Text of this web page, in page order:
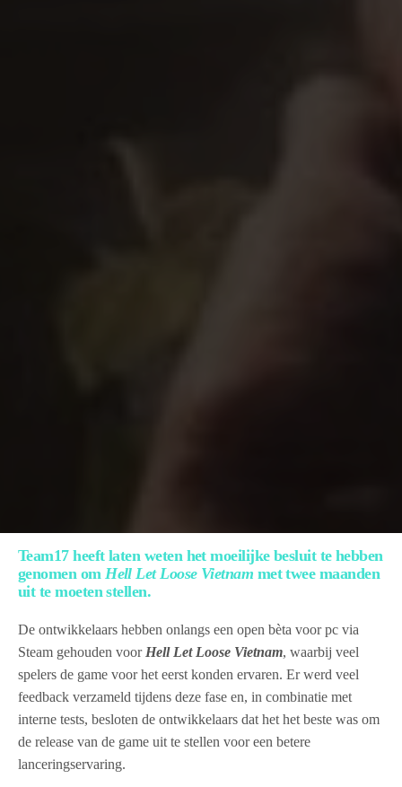
Team17 heeft laten weten het moeilijke besluit te hebben
genomen om Hell Let Loose Vietnam met twee maanden
uit te moeten stellen.
De ontwikkelaars hebben onlangs een open bèta voor pc via
Steam gehouden voor Hell Let Loose Vietnam, waarbij veel
spelers de game voor het eerst konden ervaren. Er werd veel
feedback verzameld tijdens deze fase en, in combinatie met
interne tests, besloten de ontwikkelaars dat het het beste was om
de release van de game uit te stellen voor een betere
lanceringservaring.